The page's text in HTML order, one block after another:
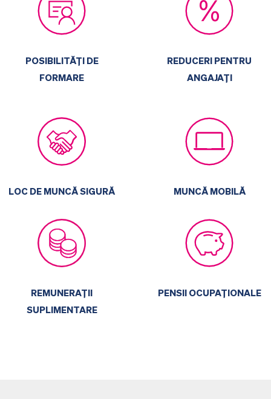
POSIBILITĂȚI DE
FORMARE
REDUCERI PENTRU
ANGAJAȚI
LOC DE MUNCĂ SIGURĂ MUNCĂ MOBILĂ
REMUNERAȚII
SUPLIMENTARE
PENSII OCUPAȚIONALE